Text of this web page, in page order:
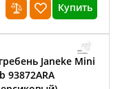
Купить
Janeke Mini
93872ARA